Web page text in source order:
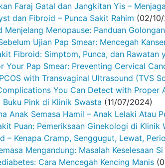
Faraj Gatal dan Jangkitan Yis –
dan Fibroid – Punca Sakit Rahim (02/
Menjelang Menopause: Panduan
Ujian Pap Smear: Mencegah
Fibroid: Simptom, Punca, dan Rawatan
Your Pap Smear: Preventing Cervical
with Transvaginal Ultrasound (TVS
You Can Detect with Proper
Buku Pink di Klinik Swasta (11/07/2024)
Anak Semasa Hamil – Anak Lelaki Atau
Puan: Pemeriksaan Ginekologi di Klinik
– Kenapa Cramp, Senggugut, Lewat,
Mengandung: Masalah Keselesaan Si
Cara Mencegah Kencing Manis